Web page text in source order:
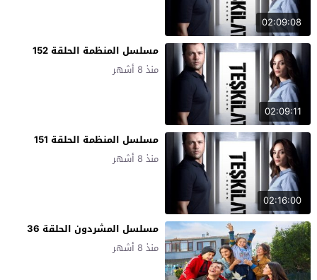
02:09:08
02:09:11
مسلسل المنظمة الحلقة 152
منذ 8 أشهر
02:16:00
مسلسل المنظمة الحلقة 151
منذ 8 أشهر
مسلسل المشردون الحلقة 36
منذ 8 أشهر